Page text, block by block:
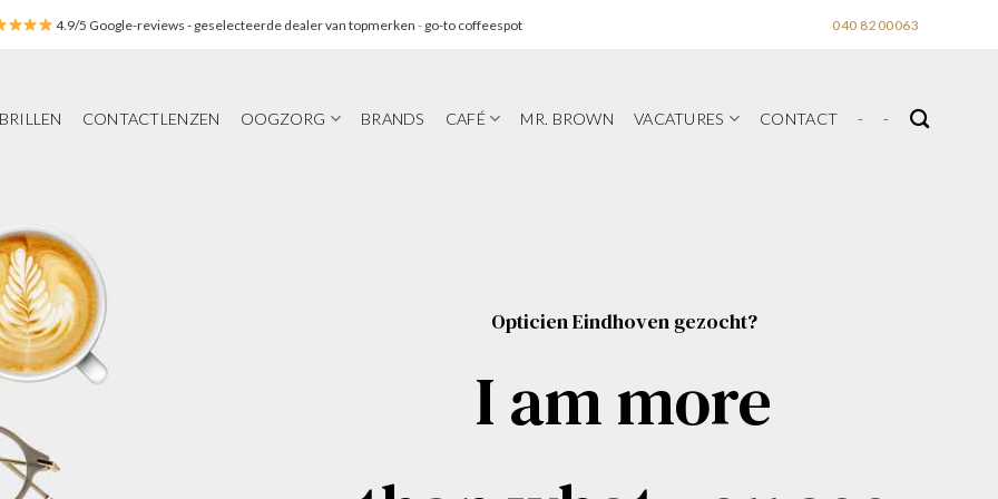
4.9/5 Google-reviews - geselecteerde dealer van topmerken - go-to coffeespot 040 8200063
CONTACTLENZEN OOGZORG BRANDS CAFÉ MR. BROWN VACATURES CONTACT - -
Opticien Eindhoven gezocht?
I am more